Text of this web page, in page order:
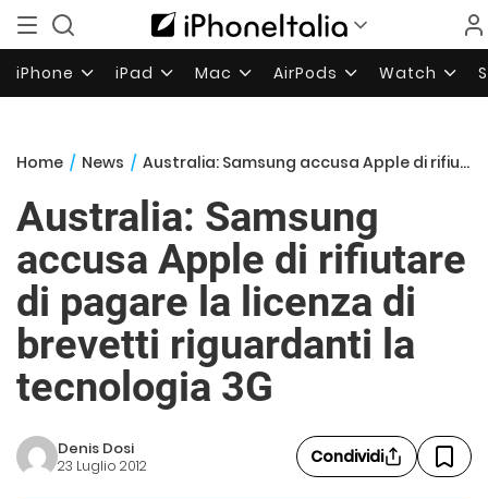
iPhone iPad Mac AirPods Watch
Home / News / Australia: Samsung accusa Apple di rifiutare di pagare la licenza di brevetti riguardanti la tecnologia 3G
Australia: Samsung
accusa Apple di rifiutare
di pagare la licenza di
brevetti riguardanti la
tecnologia 3G
Denis Dosi
23 Luglio 2012 Condividi